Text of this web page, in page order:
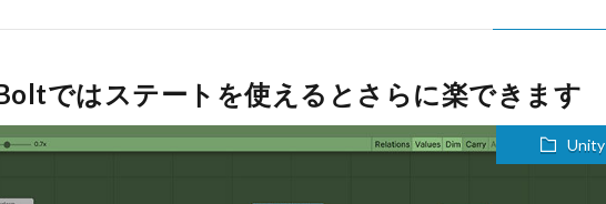
ではステートを使えるとさらに楽できます
Unity